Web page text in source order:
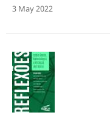
3 May 2022